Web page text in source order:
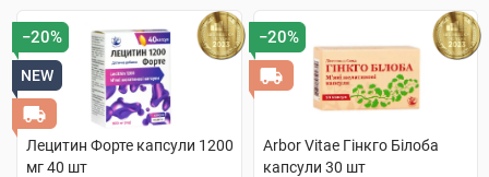
−20%
NEW
Лецитин Форте капсули 1200
мг 40 шт
−20%
Arbor Vitae Гінкго Білоба
капсули 30 шт